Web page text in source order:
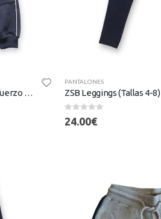
Pantalón Trackie – Rodillas Refuerzo (Tallas 16, S, M, L, XL)
PANTALONES
ZSB Leggings (Tallas 4-8)
0out of 5
24.00€